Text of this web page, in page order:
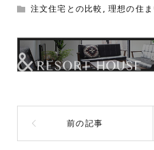
注文住宅との比較 , 理想の住